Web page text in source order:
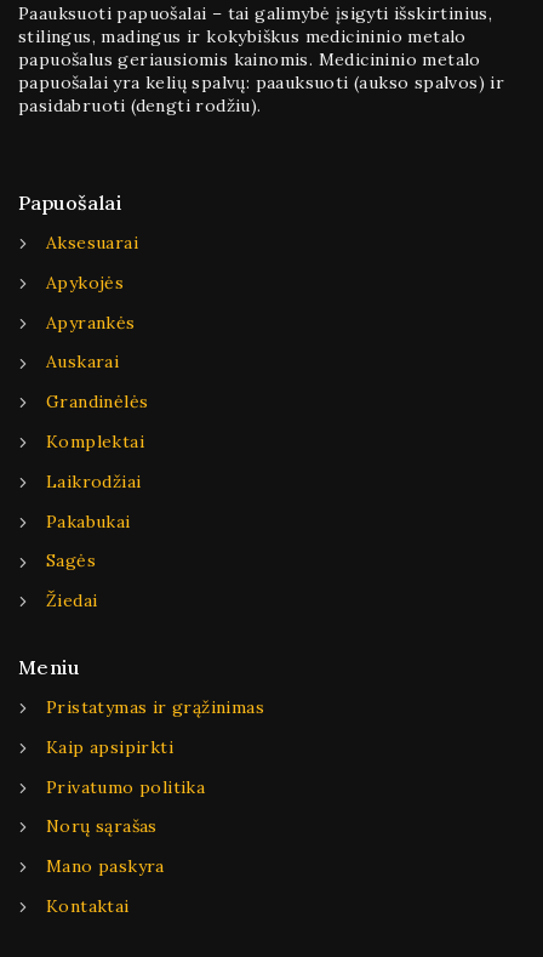
Paauksuoti papuošalai – tai galimybė įsigyti išskirtinius,
stilingus, madingus ir kokybiškus medicininio metalo
papuošalus geriausiomis kainomis. Medicininio metalo
papuošalai yra kelių spalvų: paauksuoti (aukso spalvos) ir
pasidabruoti (dengti rodžiu).
Papuošalai
Aksesuarai
Apykojės
Apyrankės
Auskarai
Grandinėlės
Komplektai
Laikrodžiai
Pakabukai
Sagės
Žiedai
Meniu
Pristatymas ir grąžinimas
Kaip apsipirkti
Privatumo politika
Norų sąrašas
Mano paskyra
Kontaktai